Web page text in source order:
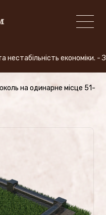
на одинарне місце 51-